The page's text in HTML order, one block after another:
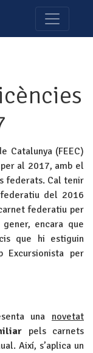
Catalunya (FEEC)
al 2017, amb el
federats. Cal tenir
del 2016
federatiu per
encara que
que hi estiguin
Excursionista per
una novetat
pels carnets
Així, s’aplica un